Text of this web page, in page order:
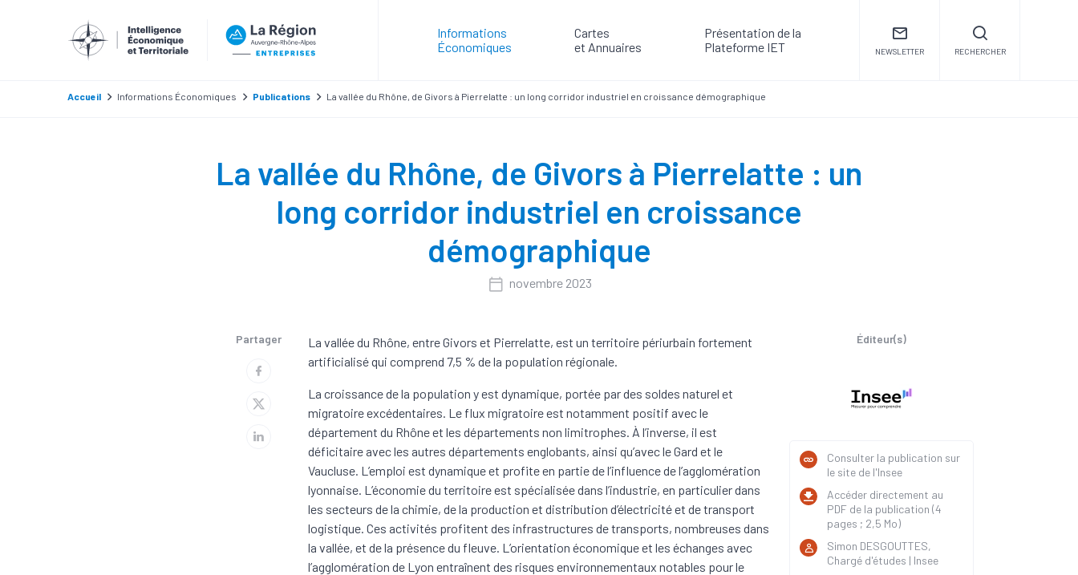
Informations
Économiques
Cartes
et Annuaires
Présentation de la
Plateforme IET
NEWSLETTER RECHERCHER
Accueil Informations Économiques Publications La vallée du Rhône, de Givors à Pierrelatte : un long corridor industriel en croissance démographique
La vallée du Rhône, de Givors à Pierrelatte : un
long corridor industriel en croissance
démographique
novembre 2023
Partager
La vallée du Rhône, entre Givors et Pierrelatte, est un territoire périurbain fortement
artificialisé qui comprend 7,5 % de la population régionale.
La croissance de la population y est dynamique, portée par des soldes naturel et
migratoire excédentaires. Le flux migratoire est notamment positif avec le
département du Rhône et les départements non limitrophes. À l’inverse, il est
déficitaire avec les autres départements englobants, ainsi qu’avec le Gard et le
Vaucluse. L’emploi est dynamique et profite en partie de l’influence de l’agglomération
lyonnaise. L’économie du territoire est spécialisée dans l’industrie, en particulier dans
les secteurs de la chimie, de la production et distribution d’électricité et de transport
logistique. Ces activités profitent des infrastructures de transports, nombreuses dans
la vallée, et de la présence du fleuve. L’orientation économique et les échanges avec
l’agglomération de Lyon entraînent des risques environnementaux notables pour le
Éditeur(s)
Consulter la publication sur
le site de l'Insee
Accéder directement au
PDF de la publication (4
pages ; 2,5 Mo)
Simon DESGOUTTES,
Chargé d'études | Insee